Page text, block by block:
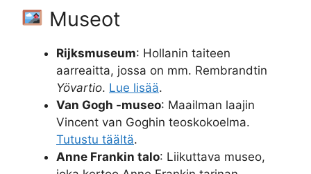
Museot
Rijksmuseum: Hollanin taiteen
aarreaitta, jossa on mm. Rembrandtin
Yövartio. Lue lisää.
Van Gogh -museo: Maailman laajin
Vincent van Goghin teoskokoelma.
Tutustu täältä.
Anne Frankin talo: Liikuttava museo,